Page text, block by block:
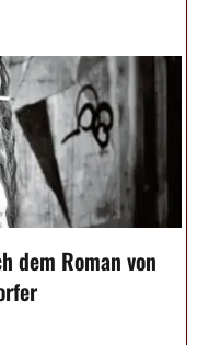
dem Roman von